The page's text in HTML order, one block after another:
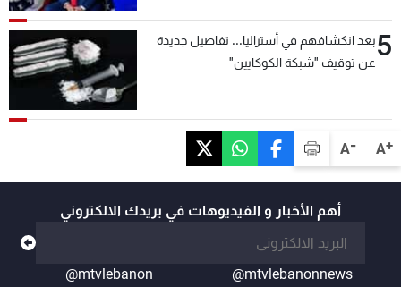
A+
A-
5بعد انكشافهم في أستراليا... تفاصيل جديدة
عن توقيف "شبكة الكوكايين"
أهم الأخبار و الفيديوهات في بريدك الالكتروني
@mtvlebanonnews
@mtvlebanon